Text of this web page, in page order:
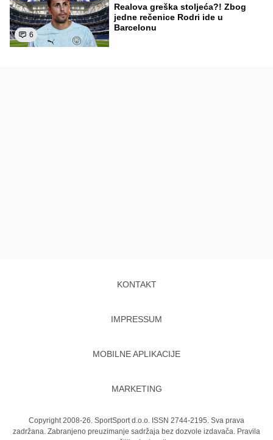
6
Realova greška stoljeća?! Zbog
jedne rečenice Rodri ide u
Barcelonu
KONTAKT
IMPRESSUM
MOBILNE APLIKACIJE
MARKETING
Copyright 2008-26. SportSport d.o.o. ISSN 2744-2195. Sva prava
zadržana. Zabranjeno preuzimanje sadržaja bez dozvole izdavača. Pravila